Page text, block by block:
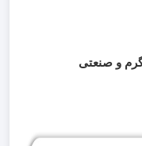
و صنعتی